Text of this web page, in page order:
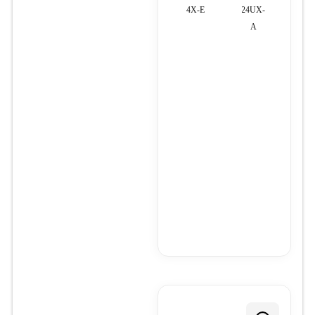
24UX-
A
4X-E